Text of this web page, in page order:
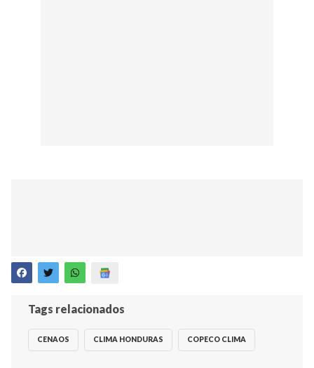
Tags relacionados
CENAOS CLIMA HONDURAS COPECO CLIMA